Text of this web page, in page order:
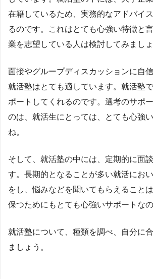
在籍しているため、実務的なアドバイ
るのです。これはとても心強い特徴と
業を志望している人は検討してみましょ
面接やグループディスカッションに自
就活塾はとても適しています。就活塾
ポートしてくれるのです。選考のサポ
のは、就活生にとっては、とても心強
ね。
そして、就活塾の中には、定期的に面
す。長期的となることが多い就活にお
をし、悩みなどを聞いてもらえること
保つためにもとても心強いサポートなの
就活塾について、種類を調べ、自分に
ましょう。